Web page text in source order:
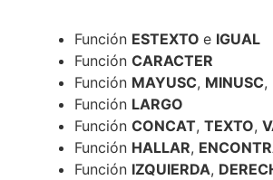
Función ESTEXTO e IGUAL
Función CARACTER
Función MAYUSC, MINUSC,
Función LARGO
Función CONCAT, TEXTO,
Función HALLAR,
Función IZQUIERDA,